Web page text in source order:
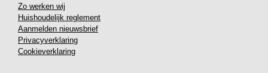
Zo werken wij
Huishoudelijk reglement
Aanmelden nieuwsbrief
Privacyverklaring
Cookieverklaring